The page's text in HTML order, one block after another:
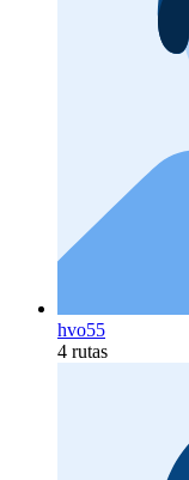
hvo55
4 rutas